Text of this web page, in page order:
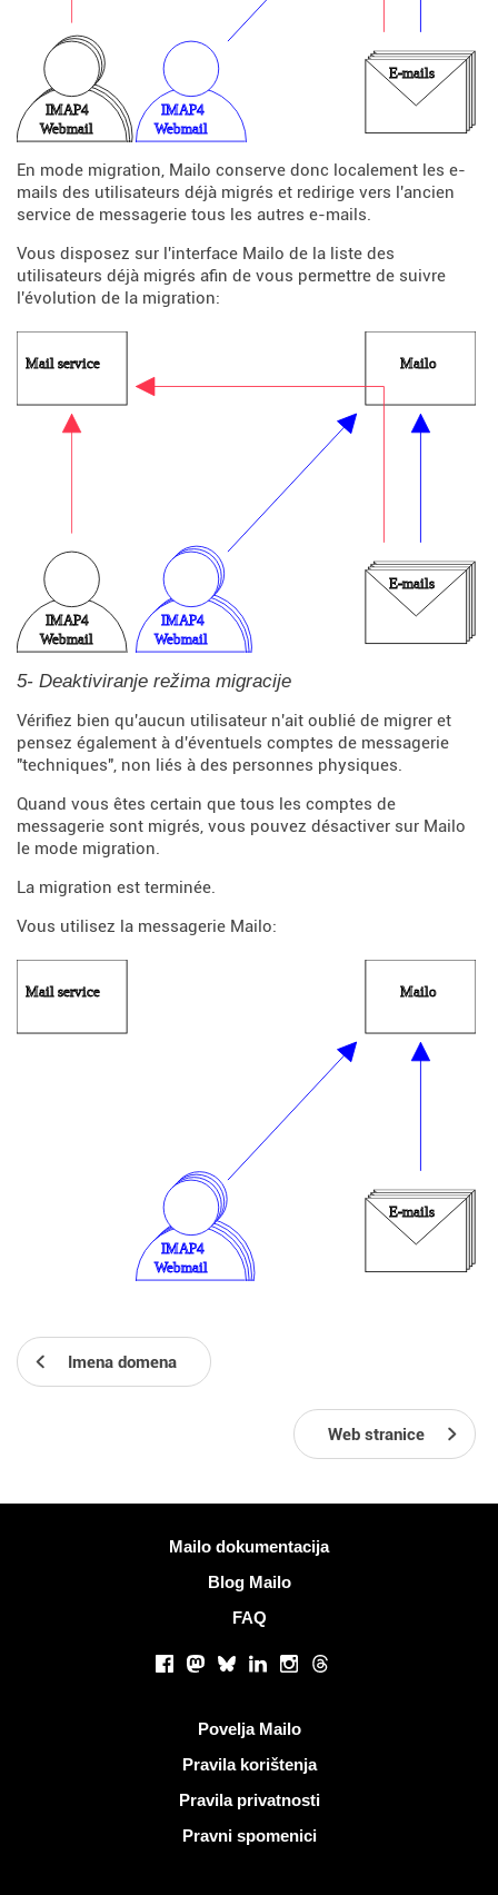
En mode migration, Mailo conserve donc localement les e-
mails des utilisateurs déjà migrés et redirige vers l'ancien
service de messagerie tous les autres e-mails.
Vous disposez sur l'interface Mailo de la liste des
utilisateurs déjà migrés afin de vous permettre de suivre
l'évolution de la migration:
5- Deaktiviranje režima migracije
Vérifiez bien qu'aucun utilisateur n'ait oublié de migrer et
pensez également à d'éventuels comptes de messagerie
"techniques", non liés à des personnes physiques.
Quand vous êtes certain que tous les comptes de
messagerie sont migrés, vous pouvez désactiver sur Mailo
le mode migration.
La migration est terminée.
Vous utilisez la messagerie Mailo:
Imena domena
Web stranice
Mailo dokumentacija
Blog Mailo
FAQ
Facebook
Mastodon
BlueskyLinkedInInstagram
Threads
Povelja Mailo
Pravila korištenja
Pravila privatnosti
Pravni spomenici